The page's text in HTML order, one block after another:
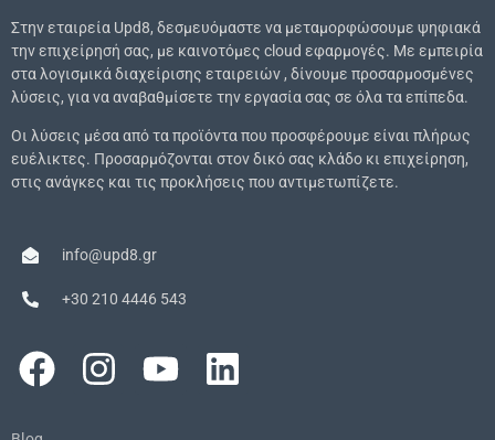
Στην εταιρεία Upd8, δεσμευόμαστε να μεταμορφώσουμε ψηφιακά
την επιχείρησή σας, με καινοτόμες cloud εφαρμογές. Με εμπειρία
στα λογισμικά διαχείρισης εταιρειών , δίνουμε προσαρμοσμένες
λύσεις, για να αναβαθμίσετε την εργασία σας σε όλα τα επίπεδα.
Οι λύσεις μέσα από τα προϊόντα που προσφέρουμε είναι πλήρως
ευέλικτες. Προσαρμόζονται στον δικό σας κλάδο κι επιχείρηση,
στις ανάγκες και τις προκλήσεις που αντιμετωπίζετε.
info@upd8.gr
+30 210 4446 543